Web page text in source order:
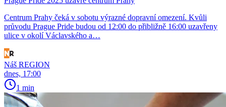
Centrum Prahy čeká v sobotu výrazné dopravní omezení. Kvůli
průvodu Prague Pride budou od 12:00 do přibližně 16:00 uzavřeny
ulice v okolí Václavského a…
Náš REGION
dnes, 17:00
1 min